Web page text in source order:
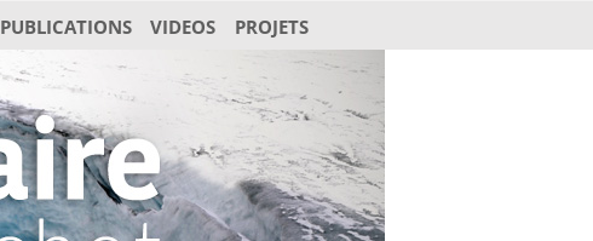
PUBLICATIONS VIDEOS PROJETS